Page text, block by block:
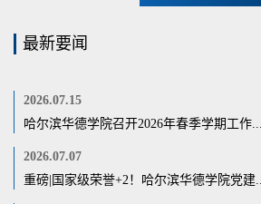
最新要闻
2026.07.15
哈尔滨华德学院召开2026年春季学期工作...
2026.07.07
重磅|国家级荣誉+2！哈尔滨华德学院党建...